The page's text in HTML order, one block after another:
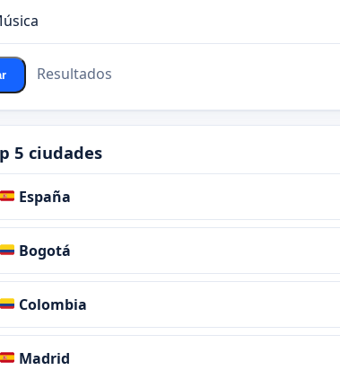
Resultados
5 ciudades
España
Bogotá
Colombia
Madrid